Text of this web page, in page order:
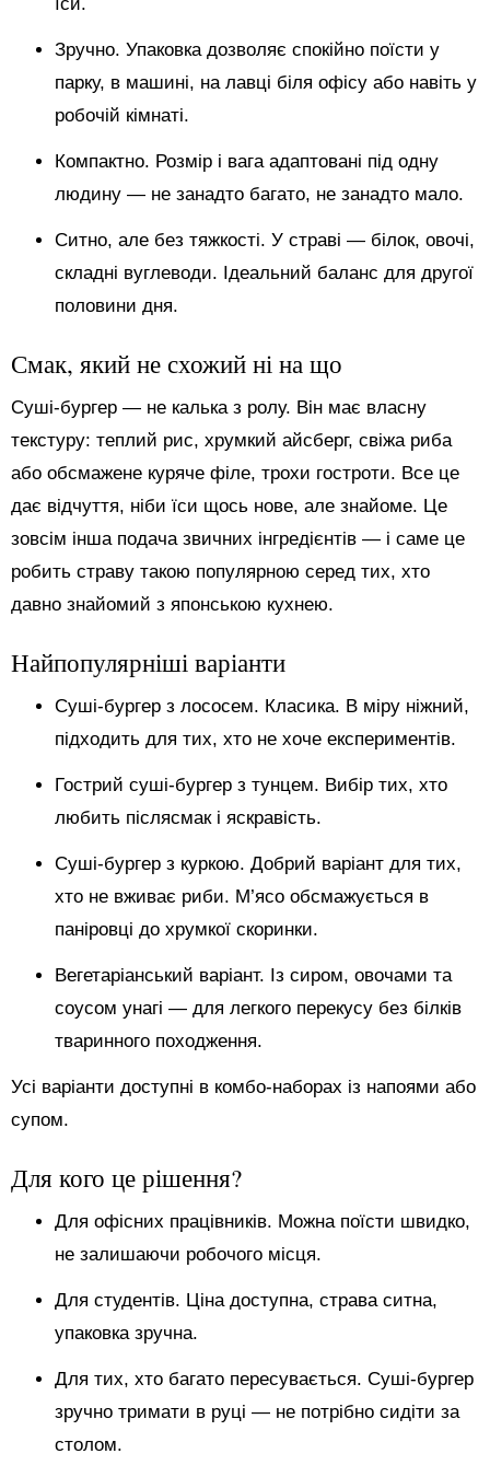
їси.
Зручно. Упаковка дозволяє спокійно поїсти у
парку, в машині, на лавці біля офісу або навіть у
робочій кімнаті.
Компактно. Розмір і вага адаптовані під одну
людину — не занадто багато, не занадто мало.
Ситно, але без тяжкості. У страві — білок, овочі,
складні вуглеводи. Ідеальний баланс для другої
половини дня.
Смак, який не схожий ні на що
Суші-бургер — не калька з ролу. Він має власну
текстуру: теплий рис, хрумкий айсберг, свіжа риба
або обсмажене куряче філе, трохи гостроти. Все це
дає відчуття, ніби їси щось нове, але знайоме. Це
зовсім інша подача звичних інгредієнтів — і саме це
робить страву такою популярною серед тих, хто
давно знайомий з японською кухнею.
Найпопулярніші варіанти
Суші-бургер з лососем. Класика. В міру ніжний,
підходить для тих, хто не хоче експериментів.
Гострий суші-бургер з тунцем. Вибір тих, хто
любить післясмак і яскравість.
Суші-бургер з куркою. Добрий варіант для тих,
хто не вживає риби. М’ясо обсмажується в
паніровці до хрумкої скоринки.
Вегетаріанський варіант. Із сиром, овочами та
соусом унагі — для легкого перекусу без білків
тваринного походження.
Усі варіанти доступні в комбо-наборах із напоями або
супом.
Для кого це рішення?
Для офісних працівників. Можна поїсти швидко,
не залишаючи робочого місця.
Для студентів. Ціна доступна, страва ситна,
упаковка зручна.
Для тих, хто багато пересувається. Суші-бургер
зручно тримати в руці — не потрібно сидіти за
столом.